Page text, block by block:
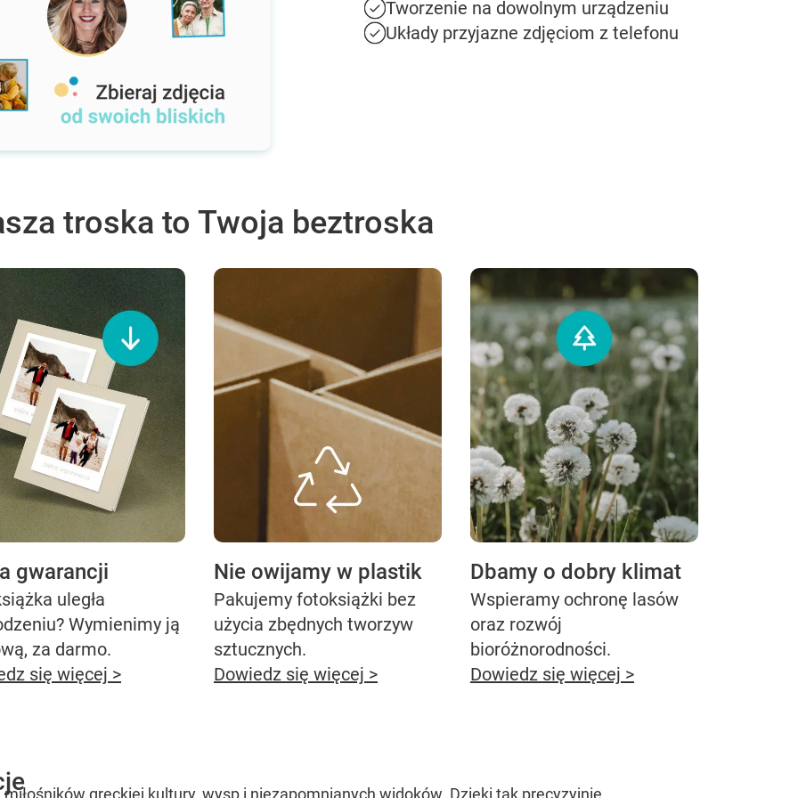
Tworzenie na dowolnym urządzeniu
Układy przyjazne zdjęciom z telefonu
troska to Twoja beztroska
gwarancji
uległa
Wymienimy ją
za darmo.
się więcej >
Nie owijamy w plastik
Pakujemy fotoksiążki bez
użycia zbędnych tworzyw
sztucznych.
Dowiedz się więcej >
Dbamy o dobry klimat
Wspieramy ochronę lasów
oraz rozwój
bioróżnorodności.
Dowiedz się więcej >
greckiej kultury, wysp i niezapomnianych widoków. Dzięki tak precyzyjnie